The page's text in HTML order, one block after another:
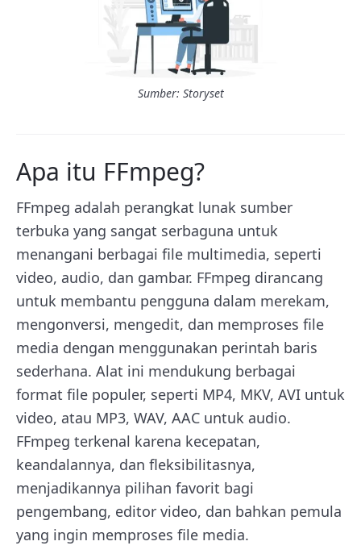
Sumber: Storyset
Apa itu FFmpeg?
FFmpeg adalah perangkat lunak sumber
terbuka yang sangat serbaguna untuk
menangani berbagai file multimedia, seperti
video, audio, dan gambar. FFmpeg dirancang
untuk membantu pengguna dalam merekam,
mengonversi, mengedit, dan memproses file
media dengan menggunakan perintah baris
sederhana. Alat ini mendukung berbagai
format file populer, seperti MP4, MKV, AVI untuk
video, atau MP3, WAV, AAC untuk audio.
FFmpeg terkenal karena kecepatan,
keandalannya, dan fleksibilitasnya,
menjadikannya pilihan favorit bagi
pengembang, editor video, dan bahkan pemula
yang ingin memproses file media.